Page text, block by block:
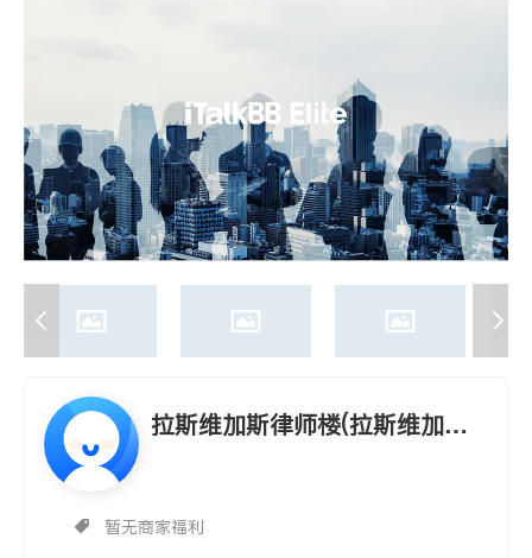
养老 非盈利组织
拉斯维加斯律师楼(拉斯维加斯
暂无商家福利